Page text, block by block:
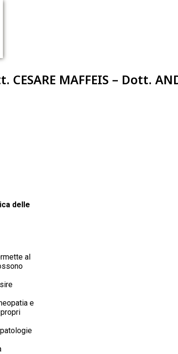
MAFFEIS – Dott.
delle
al
e